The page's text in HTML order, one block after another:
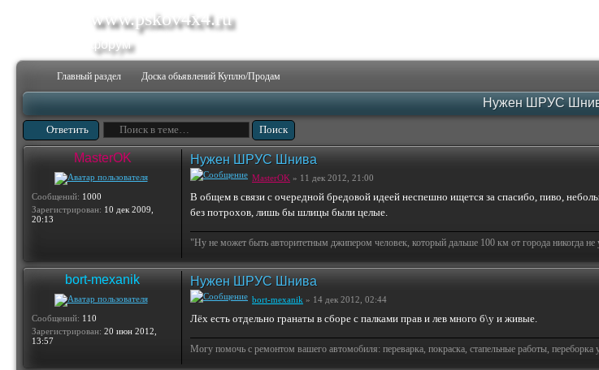
www.pskov4x4.ru
форум
Главный раздел Доска обьявлений Куплю/Продам
Нужен ШРУС
Ответить
MasterOK
Сообщений: 1000
Зарегистрирован: 10 дек 2009,
20:13
Нужен ШРУС Шнива
MasterOK » 11 дек 2012, 21:00
В общем в связи с очередной бредовой идеей неспешно ищется за спасибо, пиво,
без потрохов, лишь бы шлицы были целые.
"Ну не может быть авторитетным джипером человек, который дальше 100 км от города никогда
bort-mexanik
Сообщений: 110
Зарегистрирован: 20 июн 2012,
13:57
Нужен ШРУС Шнива
bort-mexanik » 14 дек 2012, 02:44
Лёх есть отдельно гранаты в сборе с палками прав и лев много б\у и живые.
Могу помочь с ремонтом вашего автомобиля: переварка, покраска, стапельные работы, переборка